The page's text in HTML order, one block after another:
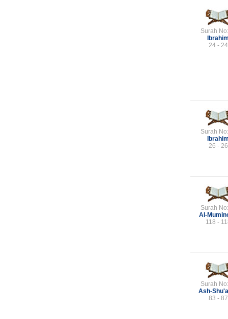
Surah
24 - 24
Surah
26 - 26
Surah
Al-
118 -
Surah
Ash-
83 - 87